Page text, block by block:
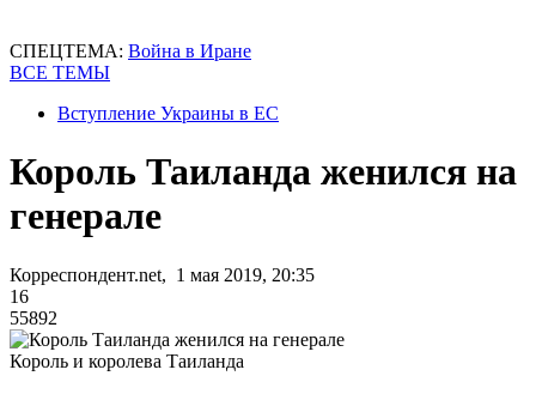
СПЕЦТЕМА: Война в Иране
ВСЕ ТЕМЫ
Вступление Украины в ЕС
Король Таиланда женился на
генерале
Корреспондент.net, 1 мая 2019, 20:35
16
55892
Король и королева Таиланда